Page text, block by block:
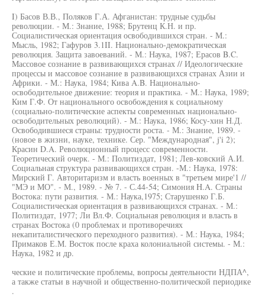
I) Басов В.В., Поляков Г.А. Афганистан: трудные судьбы
революции. - М.: Знание, 1988; Брутенц К.Н. и пр.
Социалистическая ориентация освободившихся стран. - М.:
Мысль, 1982; Гафуров 3.1II. Национально-демократическая
революция. Защита завоеваний. - М.: Наука, 1987; Ерасов B.C.
Массовое сознание в развивающихся странах // Идеологические
процессы и массовое сознание в развивающихся странах Азии и
Африки. - М.: Наука, 1984; Кива A.B. Национально-
освободительное движение: теория и практика. - М.: Наука, 1989;
Ким Г.Ф. От национального освобождения к социальному
(социально-политические аспекты современных национально-
освободительных революций). - М.: Наука, 1986; Косу-хин Н.Д.
Освободившиеся страны: трудности роста. - М.: Знание, 1989. -
(новое в жизни, науке, технике. Сер. "Международная", j'i 2);
Красин D.A. Революционный процесс современности.
Теоретический очерк. - М.: Политиздат, 1981; Лев-ковский А.И.
Социальная структура развивающихся стран. -М.: Наука, 1978:
Мирский Г. Авторитаризм и власть военных в "третьем мире'1 //
"МЭ и МО". - М., 1989. - № 7. - С.44-54; Симония H.A. Страны
Востока: пути развития. - М.: Наука,1975; Старушенко Г.Б.
Социалистическая ориентация в развивающихся странах. - М.:
Политиздат, 1977; Ли Вл.Ф. Социальная революция и власть в
странах Востока (0 проблемах и противоречиях
некапиталистического переходного развития). - М.: Наука, 1984;
Примаков Е.М. Восток после краха колониальной системы. - М.:
Наука, 1982 и др.
ческие и политические проблемы, вопросы деятельности НДПА^,
а также статьи в научной и общественно-политической периодике
.